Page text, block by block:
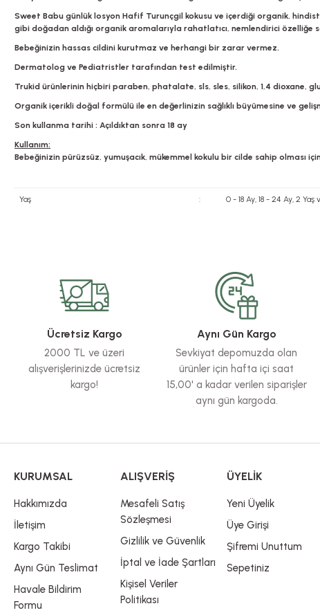
Sweet Babu günlük losyon Hafif Turunçgil kokusu ve içerdiği organik,
gibi doğadan aldığı organik aromalarıyla rahatlatıcı, nemlendirici özelliğe
Bebeğinizin hassas cildini kurutmaz ve herhangi bir zarar vermez.
Dermatolog ve Pediatristler tarafından test edilmiştir.
Trukid ürünlerinin hiçbiri paraben, phatalate, sls, sles, silikon, 1,4 dioxane,
Organik içerikli doğal formülü ile en değerlinizin sağlıklı büyümesine ve
Son kullanma tarihi : Açıldıktan sonra 18 ay
Kullanım:
Bebeğinizin pürüzsüz, yumuşacık, mükemmel kokulu bir cilde sahip
Yaş : 0 - 18 Ay, 18 - 24 Ay, 2
Ürün resmi kalitesiz, bozuk veya görüntülenemiyor.
Ürün açıklamasında eksik bilgiler bulunuyor.
Ürün bilgilerinde hatalar bulunuyor.
Ürün fiyatı diğer sitelerden daha pahalı.
Bu ürüne benzer farklı alternatifler olmalı.
Ücretsiz Kargo
2000 TL ve üzeri
alışverişlerinizde ücretsiz
kargo!
Aynı Gün Kargo
Sevkiyat depomuzda olan
ürünler için hafta içi saat
15,00' a kadar verilen siparişler
aynı gün kargoda.
KURUMSAL
Hakkımızda
İletişim
Kargo Takibi
Aynı Gün Teslimat
Havale Bildirim
Formu
ALIŞVERİŞ
Mesafeli Satış
Sözleşmesi
Gizlilik ve Güvenlik
İptal ve İade Şartları
Kişisel Veriler
Politikası
ÜYELİK
Yeni Üyelik
Üye Girişi
Şifremi Unuttum
Sepetiniz